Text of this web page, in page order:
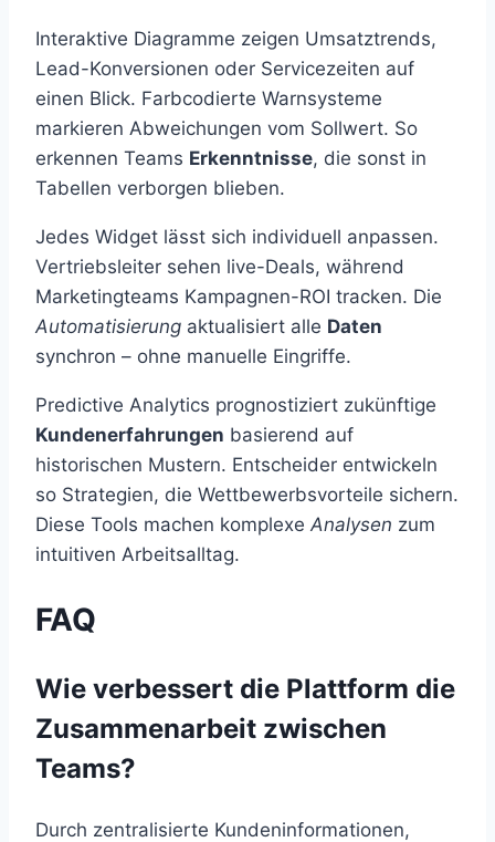
Interaktive Diagramme zeigen Umsatztrends,
Lead-Konversionen oder Servicezeiten auf
einen Blick. Farbcodierte Warnsysteme
markieren Abweichungen vom Sollwert. So
erkennen Teams Erkenntnisse, die sonst in
Tabellen verborgen blieben.
Jedes Widget lässt sich individuell anpassen.
Vertriebsleiter sehen live-Deals, während
Marketingteams Kampagnen-ROI tracken. Die
Automatisierung aktualisiert alle Daten
synchron – ohne manuelle Eingriffe.
Predictive Analytics prognostiziert zukünftige
Kundenerfahrungen basierend auf
historischen Mustern. Entscheider entwickeln
so Strategien, die Wettbewerbsvorteile sichern.
Diese Tools machen komplexe Analysen zum
intuitiven Arbeitsalltag.
FAQ
Wie verbessert die Plattform die
Zusammenarbeit zwischen
Teams?
Durch zentralisierte Kundeninformationen,